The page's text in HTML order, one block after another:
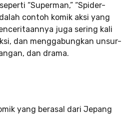
“Superman,” “Spider-
contoh komik aksi yang
juga sering kali
dan menggabungkan unsur-
dan drama.
yang berasal dari Jepang